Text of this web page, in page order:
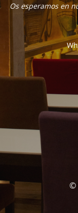
Os esperamos en
©